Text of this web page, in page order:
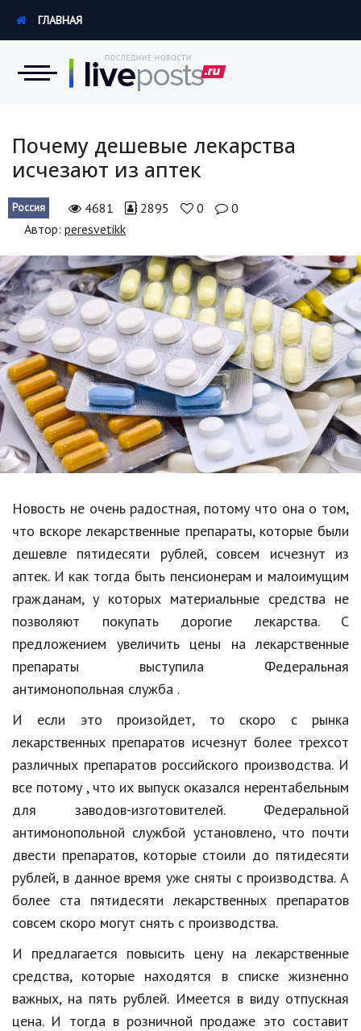
Экономика
Происшествия
Россия
Наука и техника
Политика
Образование
В мире
Культура
Авто, мото
Спорт
Знаменитости
Статьи
Обзоры
Рецепты
Красота и здоровье
Hi-Tech. Интернет
Авто, мото
Дом и сад
Недвижимость
Спорт и фитнес
Психология и отношения
Творчество и рукоделие
Разное
Работа и бизнес
Животные
ГЛАВНАЯ
Почему дешевые лекарства
исчезают из аптек
Россия 4681 2895 0
0
Автор: peresvetikk
Новость не очень радостная, потому что она о том,
что вскоре лекарственные препараты, которые были
дешевле пятидесяти рублей, совсем исчезнут из
аптек. И как тогда быть пенсионерам и малоимущим
гражданам, у которых материальные средства не
позволяют покупать дорогие лекарства. С
предложением увеличить цены на лекарственные
препараты выступила Федеральная
антимонопольная служба .
И если это произойдет, то скоро с рынка
лекарственных препаратов исчезнут более трехсот
различных препаратов российского производства. И
все потому , что их выпуск оказался нерентабельным
для заводов-изготовителей. Федеральной
антимонопольной службой установлено, что почти
двести препаратов, которые стоили до пятидесяти
рублей, в данное время уже сняты с производства. А
более ста пятидесяти лекарственных препаратов
совсем скоро могут снять с производства.
И предлагается повысить цену на лекарственные
средства, которые находятся в списке жизненно
важных, на пять рублей. Имеется в виду отпускная
цена. И тогда в розничной продаже это составит